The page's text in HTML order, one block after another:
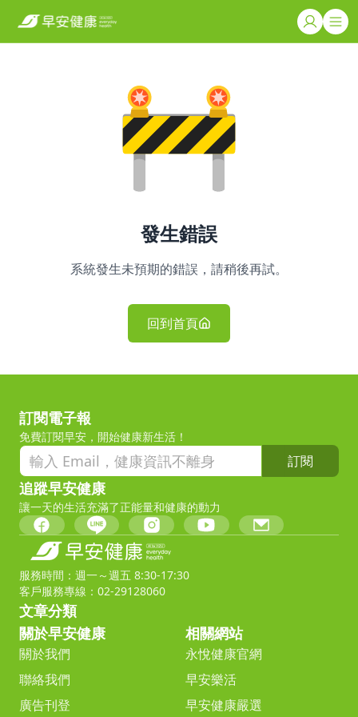
發生錯誤
系統發生未預期的錯誤，請稍後再試。
回到首頁
訂閱電子報
免費訂閱早安，開始健康新生活！
訂閱
追蹤早安健康
讓一天的生活充滿了正能量和健康的動力
服務時間：週一～週五 8:30-17:30
客戶服務專線：02-29128060
文章分類
關於早安健康
關於我們
聯絡我們
廣告刊登
相關網站
永悅健康官網
早安樂活
早安健康嚴選